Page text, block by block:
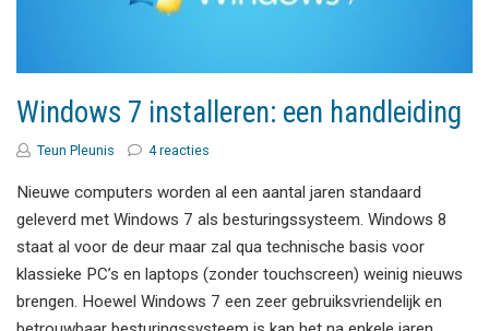
Windows 7 installeren: een handleiding
Teun Pleunis 4 reacties
Nieuwe computers worden al een aantal jaren standaard
geleverd met Windows 7 als besturingssysteem. Windows 8
staat al voor de deur maar zal qua technische basis voor
klassieke PC’s en laptops (zonder touchscreen) weinig nieuws
brengen. Hoewel Windows 7 een zeer gebruiksvriendelijk en